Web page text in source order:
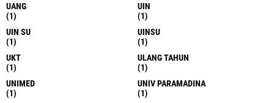
UANG
(1)
UIN
(1)
UIN SU
(1)
UINSU
(1)
UKT
(1)
ULANG TAHUN
(1)
UNIMED
(1)
UNIV PARAMADINA
(1)